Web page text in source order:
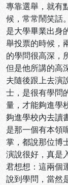
專靠選舉，就有
候，常常鬧笑話
是大學畢業出身
舉投票的時候，
的學問很高深，
但是他所講的高
夫隨後跟上去演
士，是很有學問
量，才能夠進學
夠進學校內去讀
是那一個有本領
掌，都說那位博
演說很好，真是
君想想：這兩個
說到學問，當然